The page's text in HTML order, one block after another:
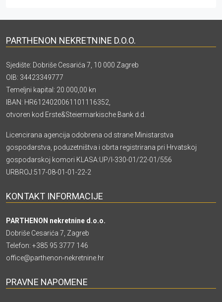
PARTHENON NEKRETNINE D.O.O.
Sjedište: Dobriše Cesarića 7, 10 000 Zagreb
OIB: 34423349777
Temeljni kapital: 20.000,00 kn
IBAN: HR6124020061101116352,
otvoren kod Erste&Steiermarkische Bank d.d.
Licencirana agencija odobrena od strane Ministarstva
gospodarstva, poduzetništva i obrta registrirana pri Hrvatskoj
gospodarskoj komori KLASA:UP/I-330-01/22-01/556
URBROJ:517-08-01-01-22-2
KONTAKT INFORMACIJE
PARTHENON nekretnine d.o.o.
Dobriše Cesarića 7, Zagreb
Telefon: +385 95 3777 146
office@parthenon-nekretnine.hr
PRAVNE NAPOMENE